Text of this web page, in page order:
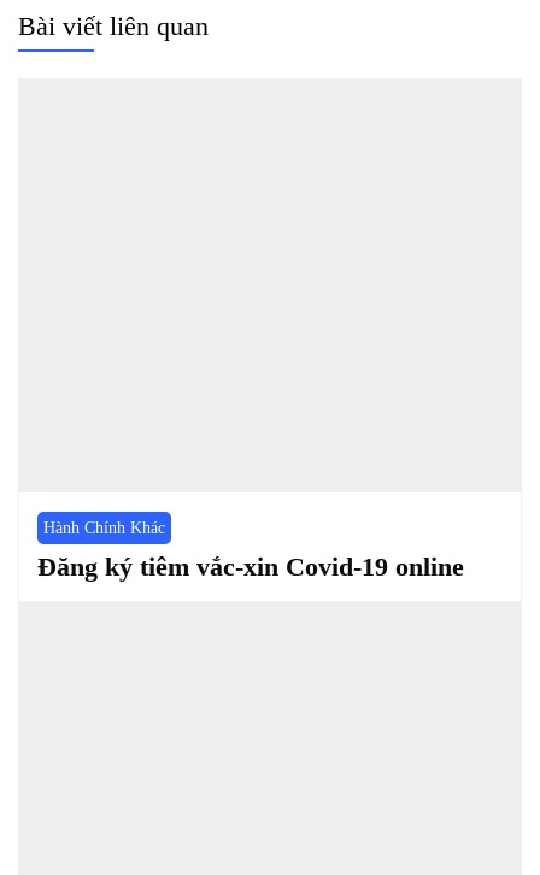
Bài viết liên quan
Hành Chính Khác
Đăng ký tiêm vắc-xin Covid-19 online